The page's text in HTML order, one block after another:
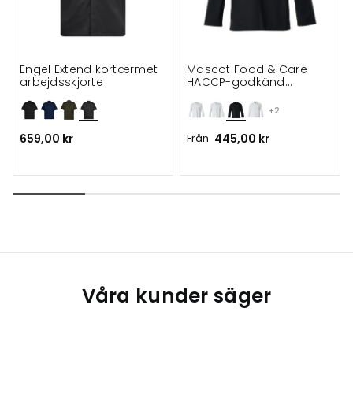
Engel Extend kortærmet
arbejdsskjorte
659,00 kr
+2
Mascot Food & Care
HACCP-godkänd
Från 445,00 kr
Våra kunder säger